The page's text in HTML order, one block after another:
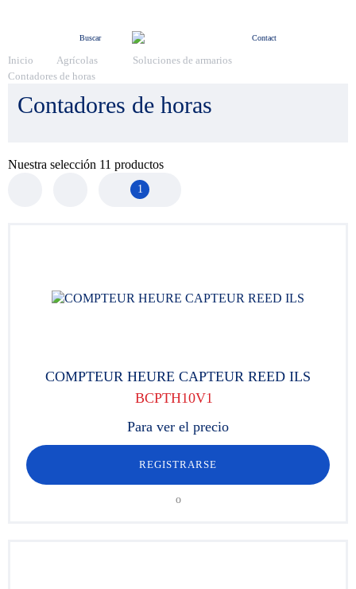
Buscar Contact
Inicio Agrícolas
Soluciones de armarios
Contadores de horas
Contadores de horas
Nuestra selección 11 productos
1
COMPTEUR HEURE CAPTEUR REED ILS
BCPTH10V1
Para ver el precio
REGISTRARSE
o